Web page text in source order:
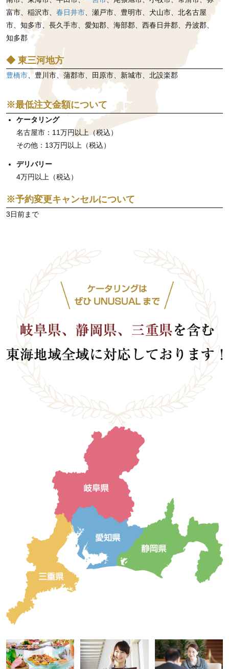
富市、稲沢市、 春日井市 、瀬戸市、豊明市、犬山市、北名古屋
市、知多市、長久手市、愛知郡、海部郡、西春日井郡、丹波郡、
知多郡
◆ 東三河地方
豊橋市 、豊川市、蒲郡市、田原市、新城市、北設楽郡
※最低注文金額について
ケータリング
名古屋市：11万円以上（税込）
その他：13万円以上（税込）
デリバリー
4万円以上（税込）
※予約変更キャンセルについて
3日前まで